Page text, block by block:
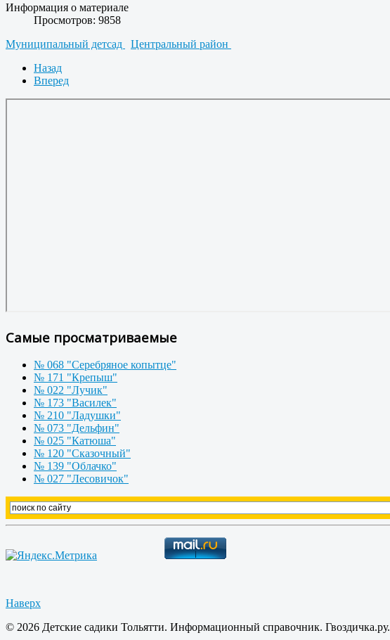
Информация о материале
Просмотров: 9858
Муниципальный детсад
Центральный район
Назад
Вперед
Самые просматриваемые
№ 068 "Серебряное копытце"
№ 171 "Крепыш"
№ 022 "Лучик"
№ 173 "Василек"
№ 210 "Ладушки"
№ 073 "Дельфин"
№ 025 "Катюша"
№ 120 "Сказочный"
№ 139 "Облачко"
№ 027 "Лесовичок"
Наверх
© 2026 Детские садики Тольятти. Информационный справочник. Гвоздичка.ру.